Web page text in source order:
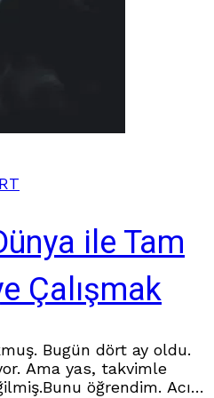
ile Tam
Çalışmak
Bugün dört ay oldu.
Ama yas, takvimle
öğrendim. Acı